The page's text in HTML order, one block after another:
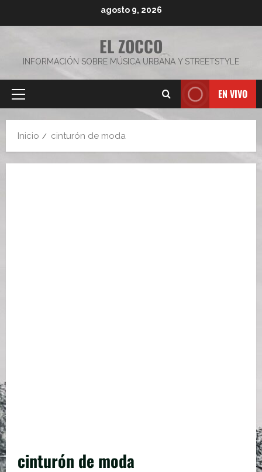
agosto 9, 2026
EL ZOCCO
INFORMACIÓN SOBRE MÚSICA URBANA Y STREETSTYLE
Menú
EN VIVO
Inicio cinturón de moda
cinturón de moda